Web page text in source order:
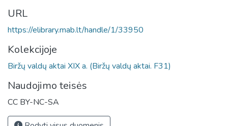
URL
https://elibrary.mab.lt/handle/1/33950
Kolekcijoje
Biržų valdų aktai XIX a. (Biržų valdų aktai. F31)
Naudojimo teisės
CC BY-NC-SA